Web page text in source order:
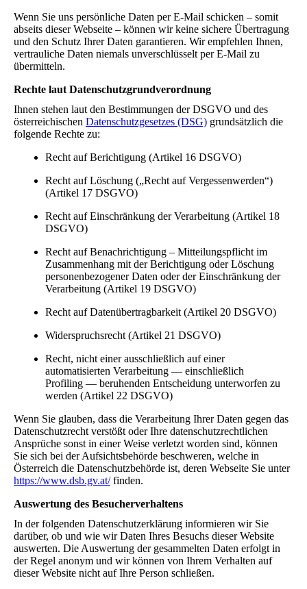
Wenn Sie uns persönliche Daten per E-Mail schicken – somit
abseits dieser Webseite – können wir keine sichere Übertragung
und den Schutz Ihrer Daten garantieren. Wir empfehlen Ihnen,
vertrauliche Daten niemals unverschlüsselt per E-Mail zu
übermitteln.
Rechte laut Datenschutzgrundverordnung
Ihnen stehen laut den Bestimmungen der DSGVO und des
österreichischen Datenschutzgesetzes (DSG) grundsätzlich die
folgende Rechte zu:
Recht auf Berichtigung (Artikel 16 DSGVO)
Recht auf Löschung („Recht auf Vergessenwerden“)
(Artikel 17 DSGVO)
Recht auf Einschränkung der Verarbeitung (Artikel 18
DSGVO)
Recht auf Benachrichtigung – Mitteilungspflicht im
Zusammenhang mit der Berichtigung oder Löschung
personenbezogener Daten oder der Einschränkung der
Verarbeitung (Artikel 19 DSGVO)
Recht auf Datenübertragbarkeit (Artikel 20 DSGVO)
Widerspruchsrecht (Artikel 21 DSGVO)
Recht, nicht einer ausschließlich auf einer
automatisierten Verarbeitung — einschließlich
Profiling — beruhenden Entscheidung unterworfen zu
werden (Artikel 22 DSGVO)
Wenn Sie glauben, dass die Verarbeitung Ihrer Daten gegen das
Datenschutzrecht verstößt oder Ihre datenschutzrechtlichen
Ansprüche sonst in einer Weise verletzt worden sind, können
Sie sich bei der Aufsichtsbehörde beschweren, welche in
Österreich die Datenschutzbehörde ist, deren Webseite Sie unter
https://www.dsb.gv.at/finden.
Auswertung des Besucherverhaltens
In der folgenden Datenschutzerklärung informieren wir Sie
darüber, ob und wie wir Daten Ihres Besuchs dieser Website
auswerten. Die Auswertung der gesammelten Daten erfolgt in
der Regel anonym und wir können von Ihrem Verhalten auf
dieser Website nicht auf Ihre Person schließen.